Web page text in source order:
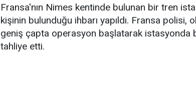
Fransa'nın Nimes kentinde bulunan bir tren
kişinin bulunduğu ihbarı yapıldı. Fransa polisi,
geniş çapta operasyon başlatarak istasyonda
tahliye etti.